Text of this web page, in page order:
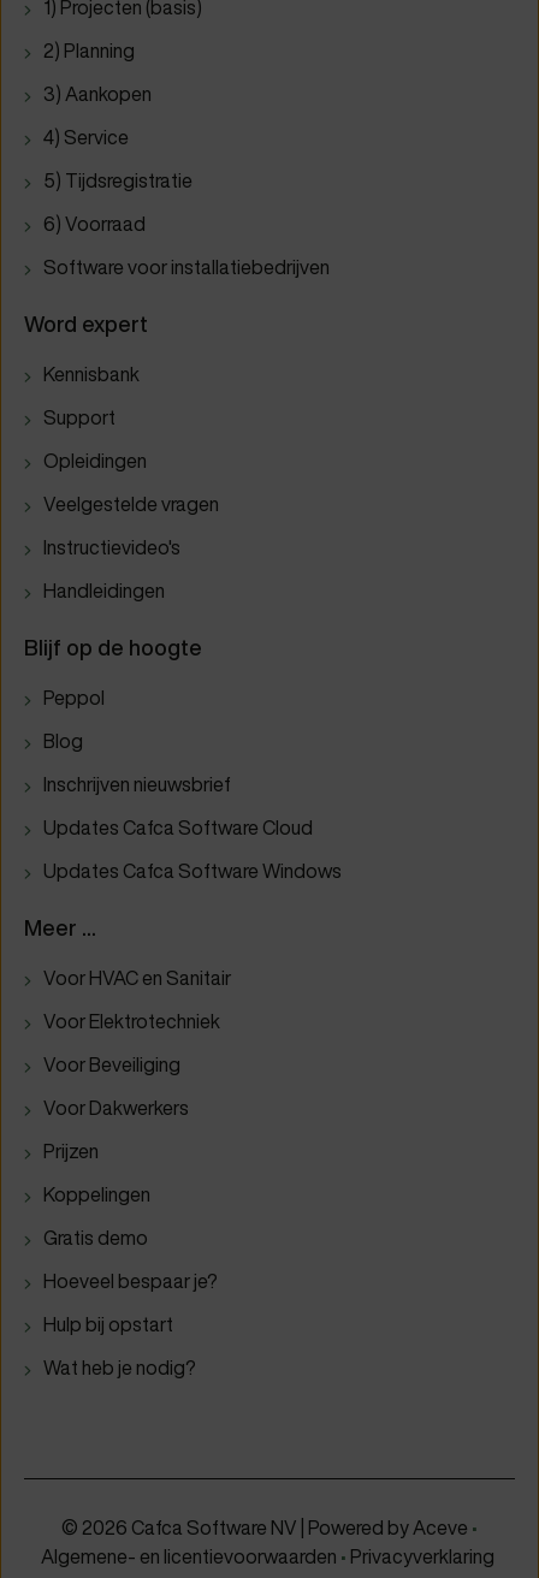
1) Projecten (basis)
2) Planning
3) Aankopen
4) Service
5) Tijdsregistratie
6) Voorraad
Software voor installatiebedrijven
Word expert
Kennisbank
Support
Opleidingen
Veelgestelde vragen
Instructievideo's
Handleidingen
Blijf op de hoogte
Peppol
Blog
Inschrijven nieuwsbrief
Updates Cafca Software Cloud
Updates Cafca Software Windows
Meer ...
Voor HVAC en Sanitair
Voor Elektrotechniek
Voor Beveiliging
Voor Dakwerkers
Prijzen
Koppelingen
Gratis demo
Hoeveel bespaar je?
Hulp bij opstart
Wat heb je nodig?
© 2026 Cafca Software NV | Powered byAceve •
Algemene- en licentievoorwaarden • Privacyverklaring